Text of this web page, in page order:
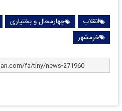
انقلاب چهارمحال و بختیاری
خرمشهر